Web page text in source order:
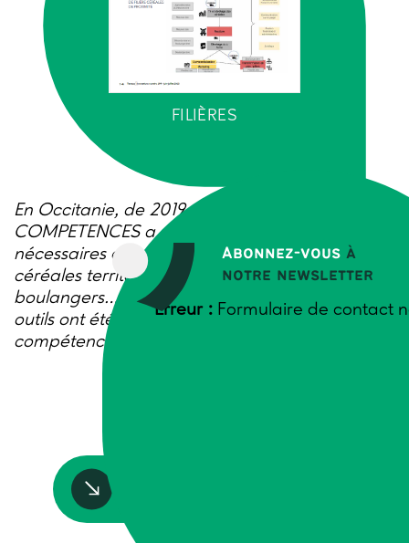
Abonnez-vous à
notre newsletter
Erreur : Formulaire de contact
FILIÈRES
En Occitanie, de 2019 à 2022, le projet
COMPETENCES a analysé les compétences
nécessaires aux professionnels des filières
céréales territorialisées (agriculteurs, meuniers,
boulangers…) et à leurs accompagnateurs. Des
outils ont été créés pour renforcer les
compétences de ces acteurs.